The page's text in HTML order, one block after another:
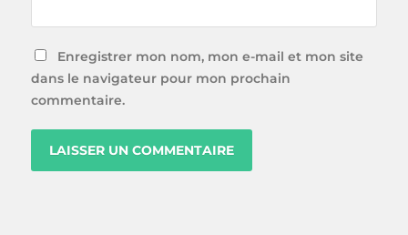
Enregistrer mon nom, mon e-mail et mon site
dans le navigateur pour mon prochain
commentaire.